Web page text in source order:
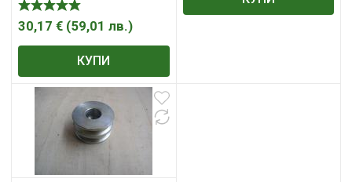
30,17 € (59,01 лв.)
КУПИ